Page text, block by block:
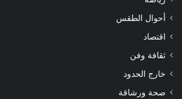
أحوال الطقس
اقتصاد
ثقافة وفن
خارج الحدود
صحة ورشاقة